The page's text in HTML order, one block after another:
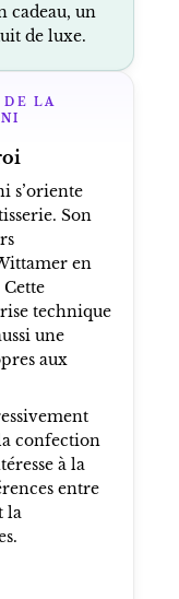
cadeau, un
de luxe.
DE LA
s’oriente
Son
en
technique
une
aux
confection
à la
entre
la